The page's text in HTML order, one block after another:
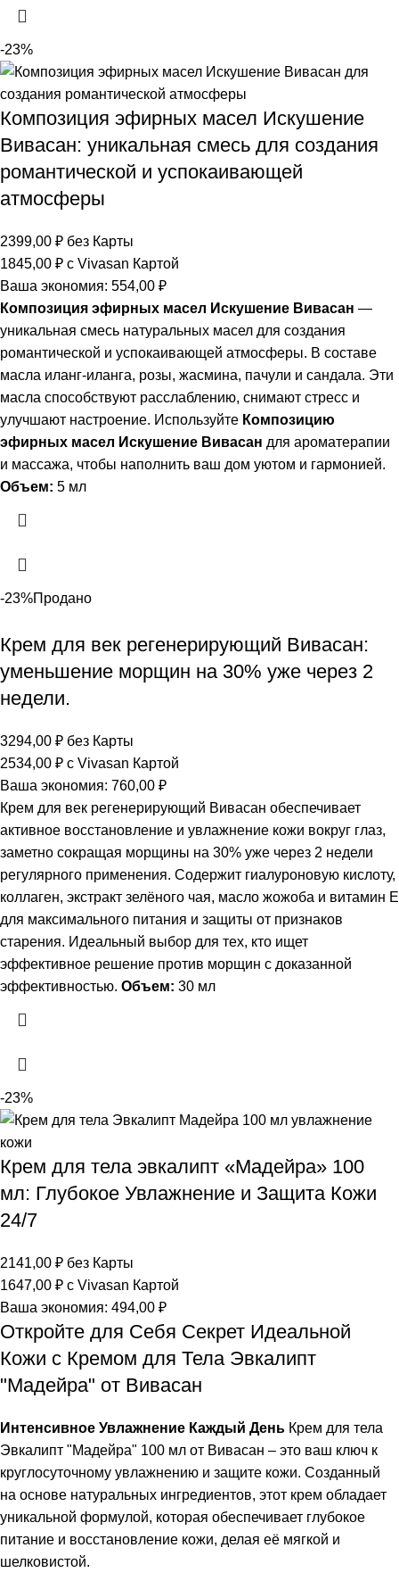
-23%
Композиция эфирных масел Искушение
Вивасан: уникальная смесь для создания
романтической и успокаивающей
атмосферы
2399,00 ₽ без Карты
1845,00 ₽ с Vivasan Картой
Ваша экономия: 554,00 ₽
Композиция эфирных масел Искушение Вивасан —
уникальная смесь натуральных масел для создания
романтической и успокаивающей атмосферы. В составе
масла иланг-иланга, розы, жасмина, пачули и сандала. Эти
масла способствуют расслаблению, снимают стресс и
улучшают настроение. Используйте Композицию
эфирных масел Искушение Вивасан для ароматерапии
и массажа, чтобы наполнить ваш дом уютом и гармонией.
Объем: 5 мл
-23%Продано
Крем для век регенерирующий Вивасан:
уменьшение морщин на 30% уже через 2
недели.
3294,00 ₽ без Карты
2534,00 ₽ с Vivasan Картой
Ваша экономия: 760,00 ₽
Крем для век регенерирующий Вивасан обеспечивает
активное восстановление и увлажнение кожи вокруг глаз,
заметно сокращая морщины на 30% уже через 2 недели
регулярного применения. Содержит гиалуроновую кислоту,
коллаген, экстракт зелёного чая, масло жожоба и витамин Е
для максимального питания и защиты от признаков
старения. Идеальный выбор для тех, кто ищет
эффективное решение против морщин с доказанной
эффективностью. Объем: 30 мл
-23%
Крем для тела эвкалипт «Мадейра» 100
мл: Глубокое Увлажнение и Защита Кожи
24/7
2141,00 ₽ без Карты
1647,00 ₽ с Vivasan Картой
Ваша экономия: 494,00 ₽
Откройте для Себя Секрет Идеальной
Кожи с Кремом для Тела Эвкалипт
"Мадейра" от Вивасан
Интенсивное Увлажнение Каждый День Крем для тела
Эвкалипт "Мадейра" 100 мл от Вивасан – это ваш ключ к
круглосуточному увлажнению и защите кожи. Созданный
на основе натуральных ингредиентов, этот крем обладает
уникальной формулой, которая обеспечивает глубокое
питание и восстановление кожи, делая её мягкой и
шелковистой.